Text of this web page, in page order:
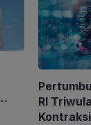
RI